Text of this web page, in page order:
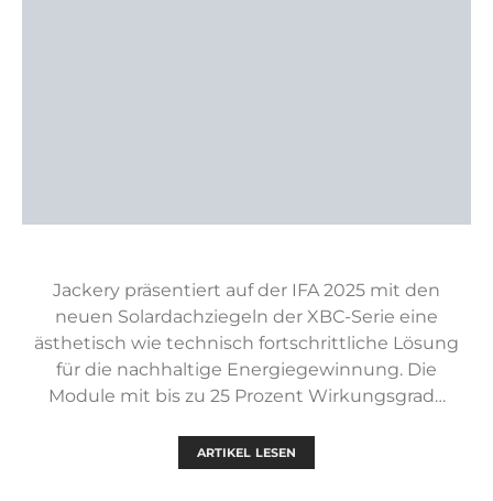
Jackery präsentiert auf der IFA 2025 mit den
neuen Solardachziegeln der XBC-Serie eine
ästhetisch wie technisch fortschrittliche Lösung
für die nachhaltige Energiegewinnung. Die
Module mit bis zu 25 Prozent Wirkungsgrad…
ARTIKEL LESEN